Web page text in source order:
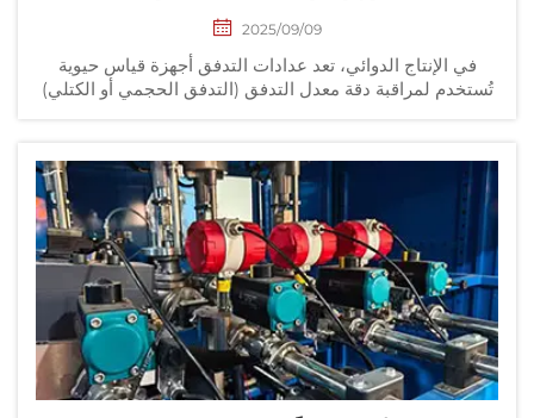
2025/09/09
في الإنتاج الدوائي، تعد عدادات التدفق أجهزة قياس حيوية
لمراقبة دقة معدل التدفق (التدفق الحجمي أو الكتلي)